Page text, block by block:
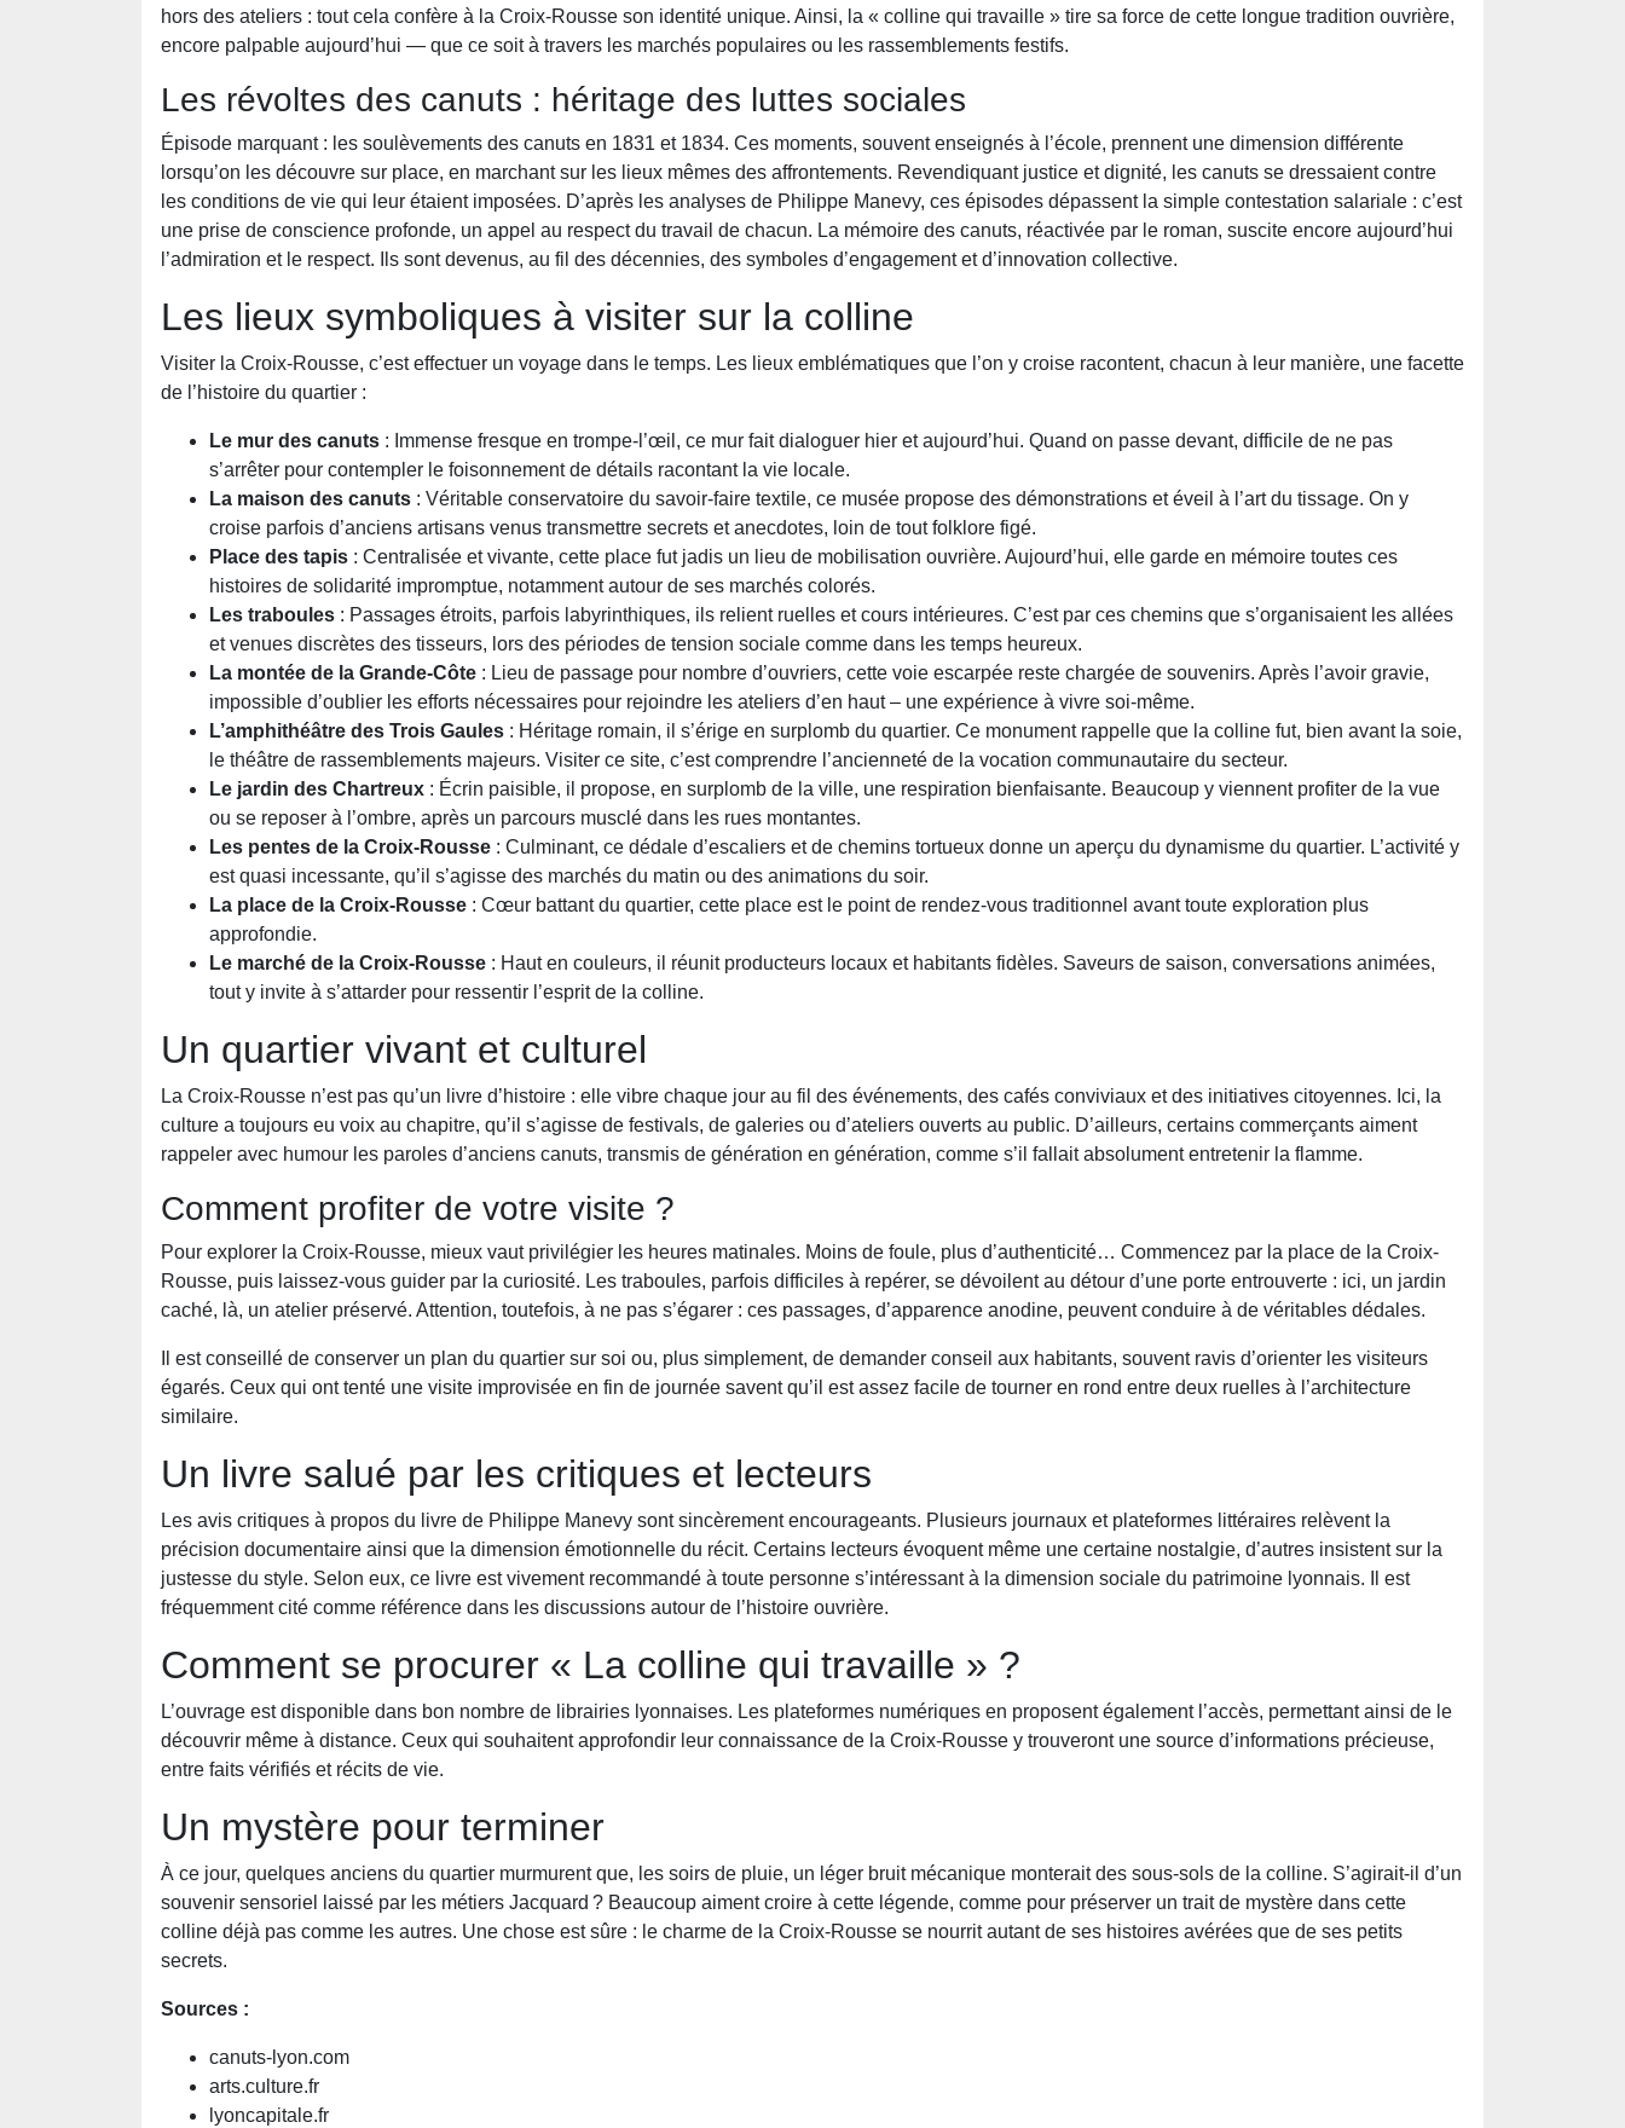
hors des ateliers : tout cela confère à la Croix-Rousse son identité unique. Ainsi, la « colline qui travaille » tire sa force de cette longue tradition ouvrière,
encore palpable aujourd’hui — que ce soit à travers les marchés populaires ou les rassemblements festifs.
Les révoltes des canuts : héritage des luttes sociales
Épisode marquant : les soulèvements des canuts en 1831 et 1834. Ces moments, souvent enseignés à l’école, prennent une dimension différente
lorsqu’on les découvre sur place, en marchant sur les lieux mêmes des affrontements. Revendiquant justice et dignité, les canuts se dressaient contre
les conditions de vie qui leur étaient imposées. D’après les analyses de Philippe Manevy, ces épisodes dépassent la simple contestation salariale : c’est
une prise de conscience profonde, un appel au respect du travail de chacun. La mémoire des canuts, réactivée par le roman, suscite encore aujourd’hui
l’admiration et le respect. Ils sont devenus, au fil des décennies, des symboles d’engagement et d’innovation collective.
Les lieux symboliques à visiter sur la colline
Visiter la Croix-Rousse, c’est effectuer un voyage dans le temps. Les lieux emblématiques que l’on y croise racontent, chacun à leur manière, une facette
de l’histoire du quartier :
Le mur des canuts : Immense fresque en trompe-l’œil, ce mur fait dialoguer hier et aujourd’hui. Quand on passe devant, difficile de ne pas
s’arrêter pour contempler le foisonnement de détails racontant la vie locale.
La maison des canuts : Véritable conservatoire du savoir-faire textile, ce musée propose des démonstrations et éveil à l’art du tissage. On y
croise parfois d’anciens artisans venus transmettre secrets et anecdotes, loin de tout folklore figé.
Place des tapis : Centralisée et vivante, cette place fut jadis un lieu de mobilisation ouvrière. Aujourd’hui, elle garde en mémoire toutes ces
histoires de solidarité impromptue, notamment autour de ses marchés colorés.
Les traboules : Passages étroits, parfois labyrinthiques, ils relient ruelles et cours intérieures. C’est par ces chemins que s’organisaient les allées
et venues discrètes des tisseurs, lors des périodes de tension sociale comme dans les temps heureux.
La montée de la Grande-Côte : Lieu de passage pour nombre d’ouvriers, cette voie escarpée reste chargée de souvenirs. Après l’avoir gravie,
impossible d’oublier les efforts nécessaires pour rejoindre les ateliers d’en haut – une expérience à vivre soi-même.
L’amphithéâtre des Trois Gaules : Héritage romain, il s’érige en surplomb du quartier. Ce monument rappelle que la colline fut, bien avant la soie,
le théâtre de rassemblements majeurs. Visiter ce site, c’est comprendre l’ancienneté de la vocation communautaire du secteur.
Le jardin des Chartreux : Écrin paisible, il propose, en surplomb de la ville, une respiration bienfaisante. Beaucoup y viennent profiter de la vue
ou se reposer à l’ombre, après un parcours musclé dans les rues montantes.
Les pentes de la Croix-Rousse : Culminant, ce dédale d’escaliers et de chemins tortueux donne un aperçu du dynamisme du quartier. L’activité y
est quasi incessante, qu’il s’agisse des marchés du matin ou des animations du soir.
La place de la Croix-Rousse : Cœur battant du quartier, cette place est le point de rendez-vous traditionnel avant toute exploration plus
approfondie.
Le marché de la Croix-Rousse : Haut en couleurs, il réunit producteurs locaux et habitants fidèles. Saveurs de saison, conversations animées,
tout y invite à s’attarder pour ressentir l’esprit de la colline.
Un quartier vivant et culturel
La Croix-Rousse n’est pas qu’un livre d’histoire : elle vibre chaque jour au fil des événements, des cafés conviviaux et des initiatives citoyennes. Ici, la
culture a toujours eu voix au chapitre, qu’il s’agisse de festivals, de galeries ou d’ateliers ouverts au public. D’ailleurs, certains commerçants aiment
rappeler avec humour les paroles d’anciens canuts, transmis de génération en génération, comme s’il fallait absolument entretenir la flamme.
Comment profiter de votre visite ?
Pour explorer la Croix-Rousse, mieux vaut privilégier les heures matinales. Moins de foule, plus d’authenticité… Commencez par la place de la Croix-
Rousse, puis laissez-vous guider par la curiosité. Les traboules, parfois difficiles à repérer, se dévoilent au détour d’une porte entrouverte : ici, un jardin
caché, là, un atelier préservé. Attention, toutefois, à ne pas s’égarer : ces passages, d’apparence anodine, peuvent conduire à de véritables dédales.
Il est conseillé de conserver un plan du quartier sur soi ou, plus simplement, de demander conseil aux habitants, souvent ravis d’orienter les visiteurs
égarés. Ceux qui ont tenté une visite improvisée en fin de journée savent qu’il est assez facile de tourner en rond entre deux ruelles à l’architecture
similaire.
Un livre salué par les critiques et lecteurs
Les avis critiques à propos du livre de Philippe Manevy sont sincèrement encourageants. Plusieurs journaux et plateformes littéraires relèvent la
précision documentaire ainsi que la dimension émotionnelle du récit. Certains lecteurs évoquent même une certaine nostalgie, d’autres insistent sur la
justesse du style. Selon eux, ce livre est vivement recommandé à toute personne s’intéressant à la dimension sociale du patrimoine lyonnais. Il est
fréquemment cité comme référence dans les discussions autour de l’histoire ouvrière.
Comment se procurer « La colline qui travaille » ?
L’ouvrage est disponible dans bon nombre de librairies lyonnaises. Les plateformes numériques en proposent également l’accès, permettant ainsi de le
découvrir même à distance. Ceux qui souhaitent approfondir leur connaissance de la Croix-Rousse y trouveront une source d’informations précieuse,
entre faits vérifiés et récits de vie.
Un mystère pour terminer
À ce jour, quelques anciens du quartier murmurent que, les soirs de pluie, un léger bruit mécanique monterait des sous-sols de la colline. S’agirait-il d’un
souvenir sensoriel laissé par les métiers Jacquard ? Beaucoup aiment croire à cette légende, comme pour préserver un trait de mystère dans cette
colline déjà pas comme les autres. Une chose est sûre : le charme de la Croix-Rousse se nourrit autant de ses histoires avérées que de ses petits
secrets.
Sources :
canuts-lyon.com
arts.culture.fr
lyoncapitale.fr